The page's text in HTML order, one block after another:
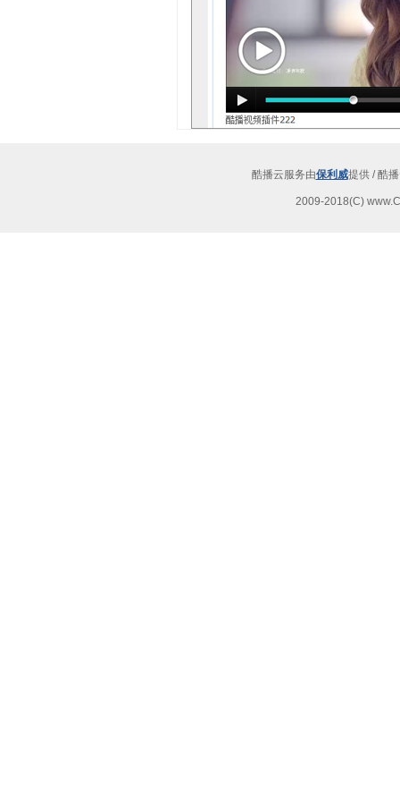
酷播云服务由保利威提供 / 酷
2009-2018(C)